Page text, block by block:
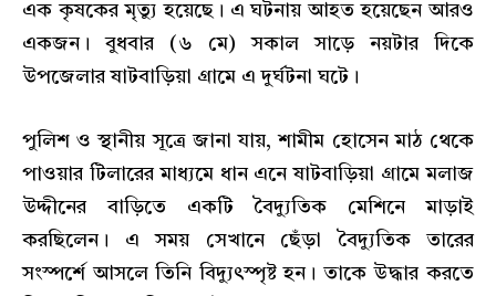
এক কৃষকের মৃত্যু হয়েছে। এ ঘটনায় আহত হয়েছেন আরও
একজন। বুধবার (৬ মে) সকাল সাড়ে নয়টার দিকে
উপজেলার ষাটবাড়িয়া গ্রামে এ দুর্ঘটনা ঘটে।
পুলিশ ও স্থানীয় সূত্রে জানা যায়, শামীম হোসেন মাঠ থেকে
পাওয়ার টিলারের মাধ্যমে ধান এনে ষাটবাড়িয়া গ্রামে মলাজ
উদ্দীনের বাড়িতে একটি বৈদ্যুতিক মেশিনে মাড়াই
করছিলেন। এ সময় সেখানে ছেঁড়া বৈদ্যুতিক তারের
সংস্পর্শে আসলে তিনি বিদ্যুৎস্পৃষ্ট হন। তাকে উদ্ধার করতে